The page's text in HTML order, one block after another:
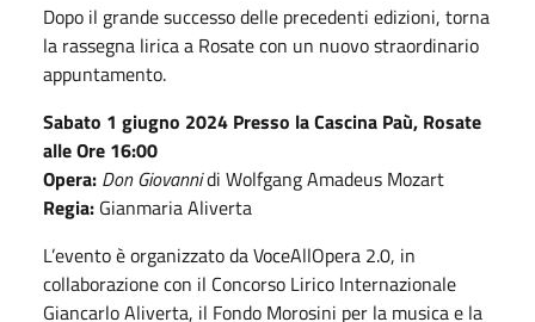
Dopo il grande successo delle precedenti edizioni, torna
la rassegna lirica a Rosate con un nuovo straordinario
appuntamento.
Sabato 1 giugno 2024 Presso laCascina Paù, Rosate
alleOre 16:00
Opera: Don Giovannidi Wolfgang Amadeus Mozart
Regia: Gianmaria Aliverta
L’evento è organizzato da VoceAllOpera 2.0, in
collaborazione con il Concorso Lirico Internazionale
Giancarlo Aliverta, il Fondo Morosini per la musica e la